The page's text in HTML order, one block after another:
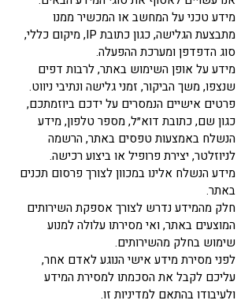
מידע טכני על המחשב או המכשיר ממנו
מתבצעת הגלישה, כגון כתובת IP, מיקום כללי,
סוג הדפדפן ומערכת ההפעלה.
מידע על אופן השימוש באתר, לרבות דפים
שנצפו, משך הביקור, זמני גלישה ונתיבי ניווט.
פרטים אישיים הנמסרים על ידכם ביוזמתכם,
כגון שם, כתובת דוא״ל, מספר טלפון, מידע
הנשלח באמצעות טפסים באתר, הרשמה
לניוזלטר, יצירת פרופיל או ביצוע רכישה.
מידע הנשלח אלינו במכוון לצורך פרסום תכנים
באתר.
חלק מהמידע נדרש לצורך אספקת השירותים
המוצעים באתר, ואי מסירתו עלולה למנוע
שימוש בחלק מהשירותים.
לפני מסירת מידע אישי הנוגע לאדם אחר,
עליכם לקבל את הסכמתו למסירת המידע
ולעיבודו בהתאם למדיניות זו.